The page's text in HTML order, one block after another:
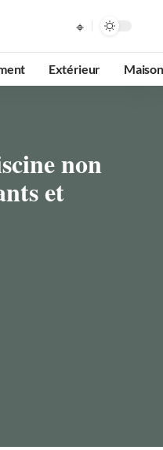
Extérieur Maison
non
et